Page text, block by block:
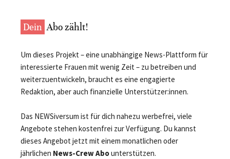
Dein Abo zählt!
Um dieses Projekt – eine unabhängige News-Plattform für
interessierte Frauen mit wenig Zeit – zu betreiben und
weiterzuentwickeln, braucht es eine engagierte
Redaktion, aber auch finanzielle Unterstützer:innen.
Das NEWSiversum ist für dich nahezu werbefrei, viele
Angebote stehen kostenfrei zur Verfügung. Du kannst
dieses Angebot jetzt mit einem monatlichen oder
jährlichen News-Crew Abounterstützen.